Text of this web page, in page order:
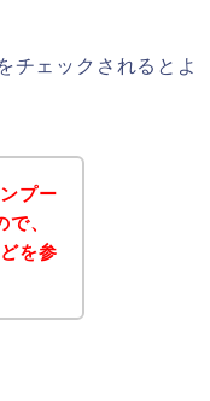
チェックされるとよ
プー
、
を参